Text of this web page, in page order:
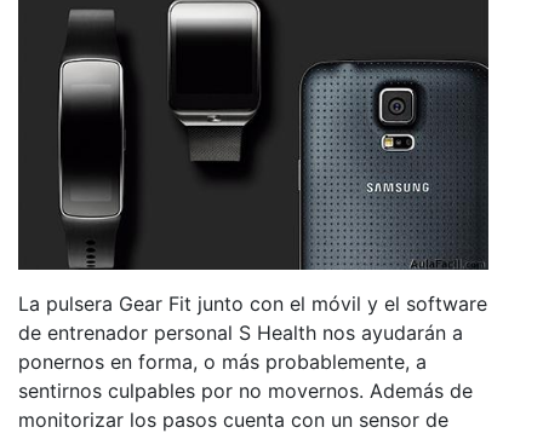
La pulsera Gear Fit junto con el móvil y el software
de entrenador personal S Health nos ayudarán a
ponernos en forma, o más probablemente, a
sentirnos culpables por no movernos. Además de
monitorizar los pasos cuenta con un sensor de